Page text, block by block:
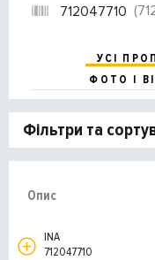
712047710
УСІ
ФОТО І
Фільтри та
Опис
INA
712047710